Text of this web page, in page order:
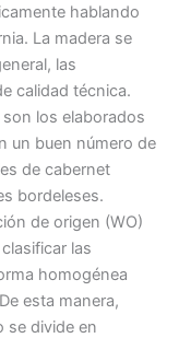
hablando
La madera se
las
calidad técnica.
los elaborados
un buen número de
de cabernet
bordeleses.
de origen (WO)
las
homogénea
esta manera,
se divide en